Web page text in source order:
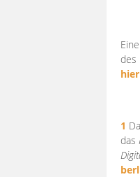
des
hier
1
das